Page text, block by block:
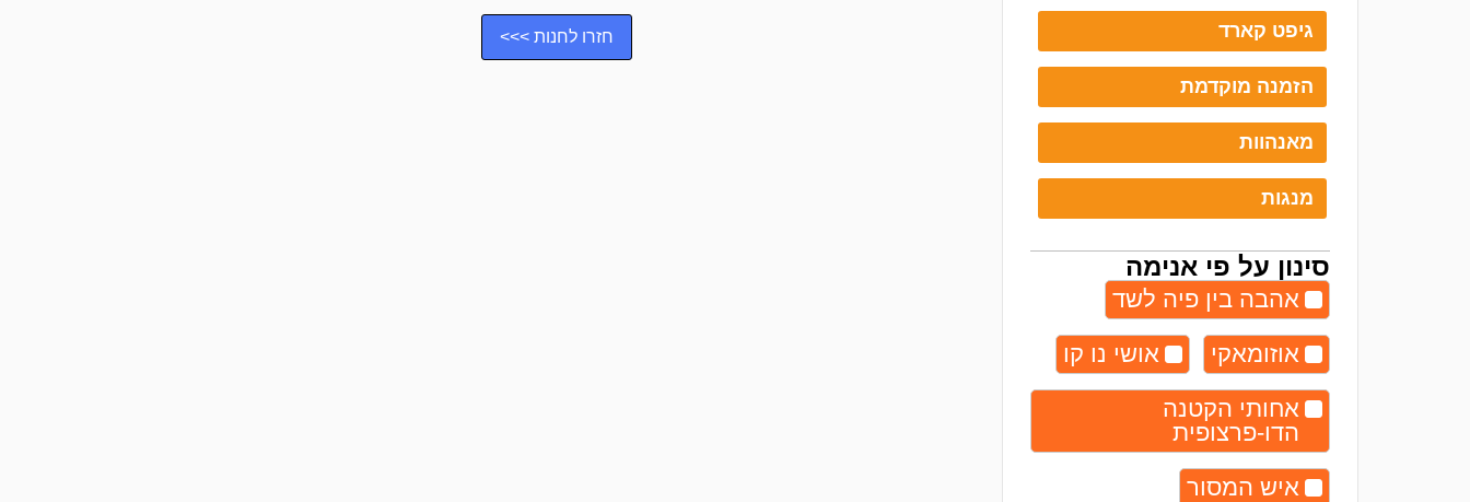
גיפט קארד
הזמנה מוקדמת
מאנהוות
מנגות
סינון על פי אנימה
אהבה בין פיה לשד
אוזומאקי
אושי נו קו
אחותי הקטנה
הדו-פרצופית
איש המסור
חזרו לחנות >>>